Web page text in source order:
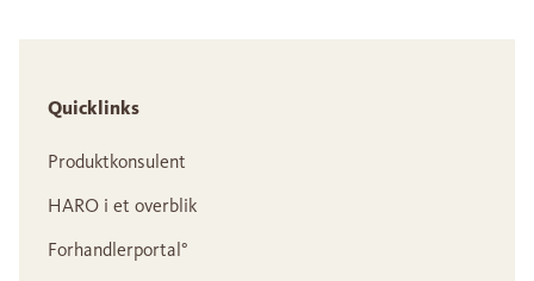
Quicklinks
Produktkonsulent
HARO i et overblik
Forhandlerportal°